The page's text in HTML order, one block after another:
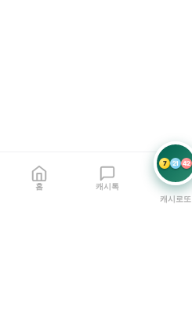
홈 캐시톡
7 21 42
캐시로또